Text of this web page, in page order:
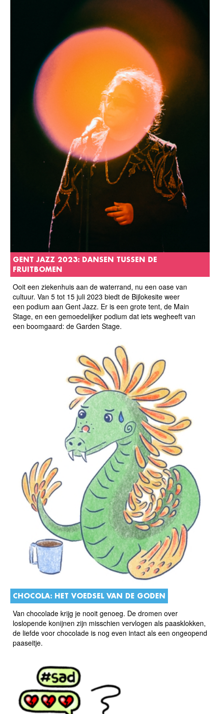
GENT JAZZ 2023: DANSEN TUSSEN DE
FRUITBOMEN
Ooit een ziekenhuis aan de waterrand, nu een oase van
cultuur. Van 5 tot 15 juli 2023 biedt de Bijlokesite weer
een podium aan Gent Jazz. Er is een grote tent, de Main
Stage, en een gemoedelijker podium dat iets wegheeft van
een boomgaard: de Garden Stage.
CHOCOLA: HET VOEDSEL VAN DE GODEN
Van chocolade krijg je nooit genoeg. De dromen over
loslopende konijnen zijn misschien vervlogen als paasklokken,
de liefde voor chocolade is nog even intact als een ongeopend
paaseitje.